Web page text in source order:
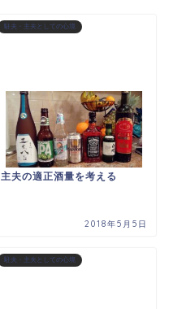
駐夫・主夫としての心境
主夫の適正酒量を考える
2018年5月5日
駐夫・主夫としての心境